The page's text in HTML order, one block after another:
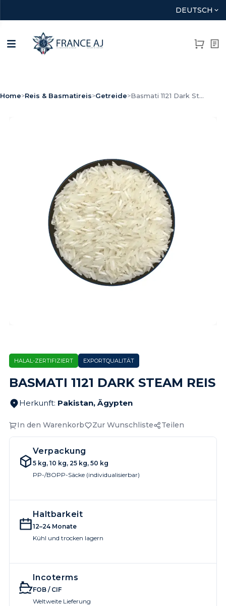
DEUTSCH
Home>Reis & Basmatireis>Getreide>Basmati 1121 Dark St...
HALAL-ZERTIFIZIERT EXPORTQUALITÄT
BASMATI 1121 DARK STEAM REIS
Herkunft: Pakistan, Ägypten
In den Warenkorb Zur Wunschliste Teilen
Verpackung
5 kg, 10 kg, 25 kg, 50 kg
PP-/BOPP-Säcke (individualisierbar)
Haltbarkeit
12–24 Monate
Kühl und trocken lagern
Incoterms
FOB / CIF
Weltweite Lieferung